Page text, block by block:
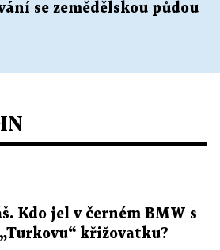
se zemědělskou půdou
Kdo jel v černém BMW s
křižovatku?